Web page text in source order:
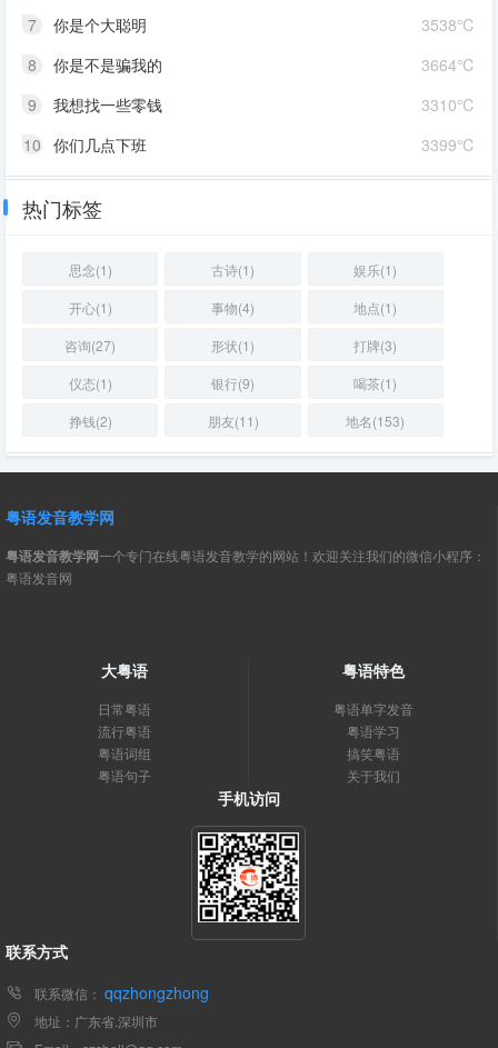
3538℃
7
你是个大聪明
3664℃
8
你是不是骗我的
3310℃
9
我想找一些零钱
3399℃
10 你们几点下班
热门标签
思念(1) 古诗(1)
娱乐(1)
开心(1)
事物(4)
地点(1)
咨询(27)
形状(1)
打牌(3)
仪态(1)
银行(9)
喝茶(1)
挣钱(2)
朋友(11) 地名(153)
粤语发音教学网
粤语发音教学网一个专门在线粤语发音教学的网站！欢迎关注我们的微信小程序：
粤语发音网
大粤语
日常粤语
流行粤语
粤语词组
粤语句子
粤语特色
粤语单字发音
粤语学习
搞笑粤语
关于我们
手机访问
联系方式
联系微信： qqzhongzhong
地址：广东省.深圳市